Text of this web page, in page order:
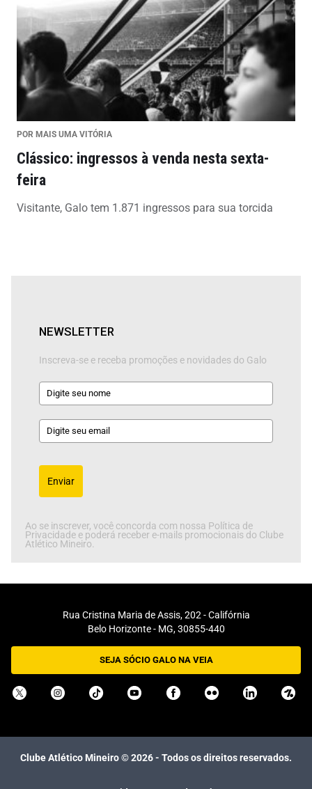
POR MAIS UMA VITÓRIA
Clássico: ingressos à venda nesta sexta-
feira
Visitante, Galo tem 1.871 ingressos para sua torcida
NEWSLETTER
Inscreva-se e receba promoções e novidades do Galo
Enviar
Ao se inscrever, você concorda com nossa Política de
Privacidade e poderá receber e-mails promocionais do Clube
Atlético Mineiro.
Rua Cristina Maria de Assis, 202 - Califórnia
Belo Horizonte - MG, 30855-440
SEJA SÓCIO GALO NA VEIA
Clube Atlético Mineiro ©2026- Todos os direitos reservados.